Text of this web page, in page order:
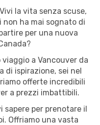
la vita senza scuse,
non ha mai sognato di
per una nuova
a Vancouver da
di ispirazione, sei nel
offerte incredibili
a prezzi imbattibili.
per prenotare il
Offriamo una vasta